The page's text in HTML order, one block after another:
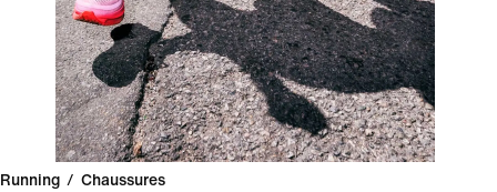
Running / Chaussures